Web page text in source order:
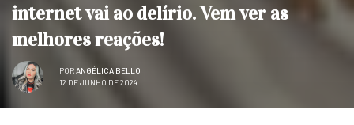
internet vai ao delírio. Vem ver as
melhores reações!
PORANGÉLICA BELLO
12 DE JUNHO DE 2024